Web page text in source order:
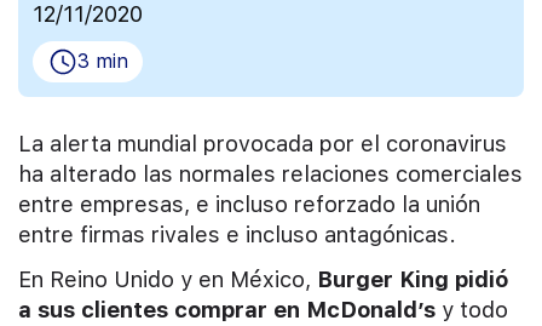
12/11/2020
3 min
La alerta mundial provocada por el coronavirus
ha alterado las normales relaciones comerciales
entre empresas, e incluso reforzado la unión
entre firmas rivales e incluso antagónicas.
En Reino Unido y en México, Burger King pidió
a sus clientes comprar en McDonald’s y todo